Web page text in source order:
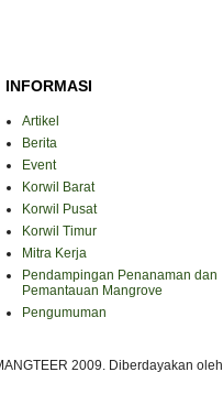
INFORMASI
Artikel
Berita
Event
Korwil Barat
Korwil Pusat
Korwil Timur
Mitra Kerja
Pendampingan Penanaman dan
Pemantauan Mangrove
Pengumuman
2009. Diberdayakan oleh